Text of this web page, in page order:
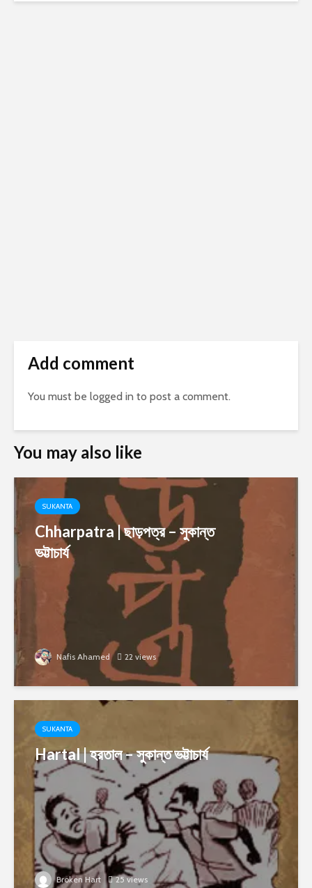
Add comment
You must be logged in to post a comment.
You may also like
SUKANTA
Chharpatra | ছাড়পত্র – সুকান্ত
ভট্টাচার্য
Nafis Ahamed 22 views
SUKANTA
Hartal | হরতাল – সুকান্ত ভট্টাচার্য
Broken Hart 25 views